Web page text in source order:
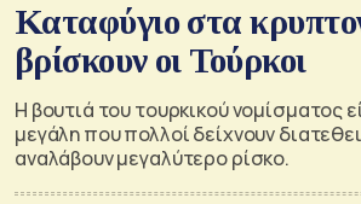
Καταφύγιο στα
βρίσκουν οι Τούρκοι
Η βουτιά του τουρκικού νομίσματος
μεγάλη που πολλοί δείχνουν
αναλάβουν μεγαλύτερο ρίσκο.